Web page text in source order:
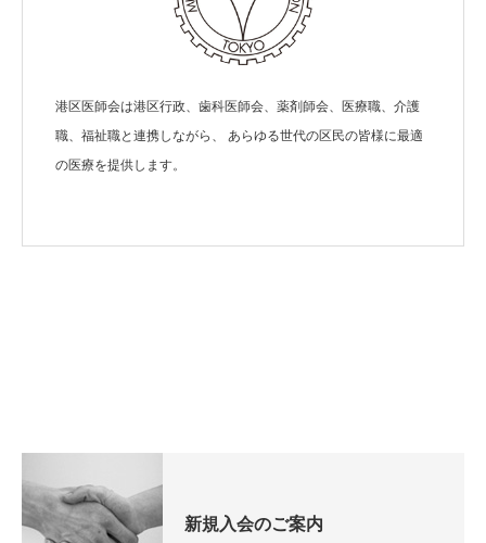
港区医師会は港区行政、歯科医師会、薬剤師会、医療職、介護
職、福祉職と連携しながら、 あらゆる世代の区民の皆様に最適
の医療を提供します。
新規入会のご案内